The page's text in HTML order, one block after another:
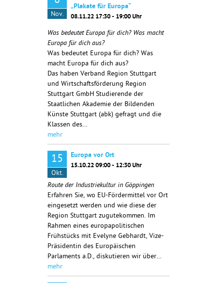
Nov.
„Plakate für Europa“
08.11.22 17:30 - 19:00 Uhr
Was bedeutet Europa für dich? Was macht
Europa für dich aus?
Was bedeutet Europa für dich? Was
macht Europa für dich aus?
Das haben Verband Region Stuttgart
und Wirtschaftsförderung Region
Stuttgart GmbH Studierende der
Staatlichen Akademie der Bildenden
Künste Stuttgart (abk) gefragt und die
Klassen des…
mehr
15
Okt.
Europa vor Ort
15.10.22 09:00 - 12:30 Uhr
Route der Industriekultur in Göppingen
Erfahren Sie, wo EU-Fördermittel vor Ort
eingesetzt werden und wie diese der
Region Stuttgart zugutekommen. Im
Rahmen eines europapolitischen
Frühstücks mit Evelyne Gebhardt, Vize-
Präsidentin des Europäischen
Parlaments a.D., diskutieren wir über…
mehr